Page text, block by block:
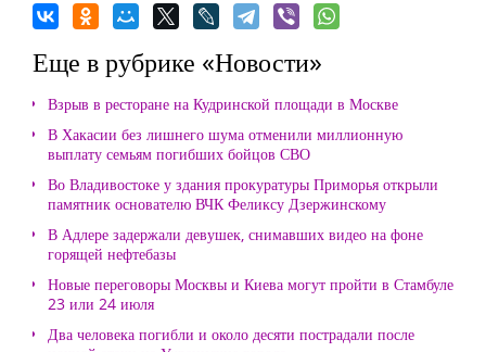
Еще в рубрике «Новости»
Взрыв в ресторане на Кудринской площади в Москве
В Хакасии без лишнего шума отменили миллионную
выплату семьям погибших бойцов СВО
Во Владивостоке у здания прокуратуры Приморья открыли
памятник основателю ВЧК Феликсу Дзержинскому
В Адлере задержали девушек, снимавших видео на фоне
горящей нефтебазы
Новые переговоры Москвы и Киева могут пройти в Стамбуле
23 или 24 июля
Два человека погибли и около десяти пострадали после